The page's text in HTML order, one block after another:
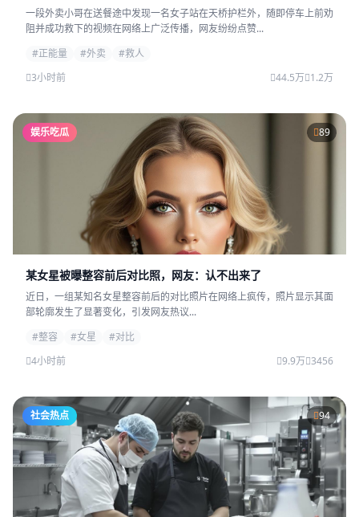
一段外卖小哥在送餐途中发现一名女子站在天桥护栏外，随即停车上前劝
阻并成功救下的视频在网络上广泛传播，网友纷纷点赞...
#正能量
#外卖
#救人
3小时前
44.5万 1.2万
娱乐吃瓜 89
某女星被曝整容前后对比照，网友：认不出来了
近日，一组某知名女星整容前后的对比照片在网络上疯传，照片显示其面
部轮廓发生了显著变化，引发网友热议...
#整容
#女星
#对比
4小时前
9.9万 3456
社会热点 94